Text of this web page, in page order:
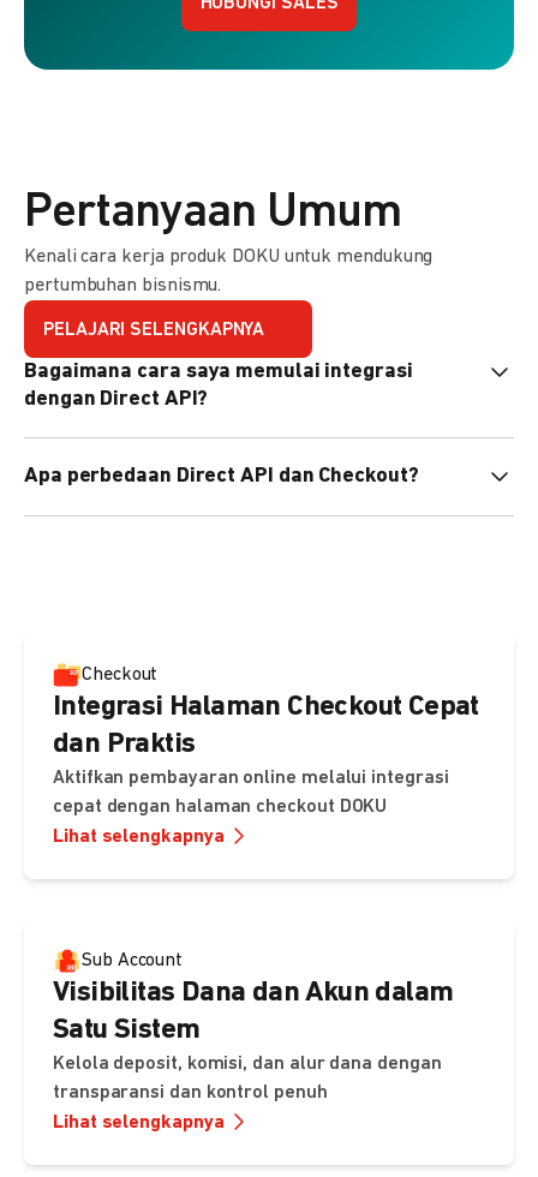
HUBUNGI SALES
Pertanyaan Umum
Kenali cara kerja produk DOKU untuk mendukung
pertumbuhan bisnismu.
PELAJARI SELENGKAPNYA
Bagaimana cara saya memulai integrasi
dengan Direct API?
pemrograman untuk membantu integrasi Anda. Pelajari
Apa perbedaan Direct API dan Checkout?
Checkout
Integrasi Halaman Checkout Cepat
dan Praktis
Aktifkan pembayaran online melalui integrasi
cepat dengan halaman checkout DOKU
Lihat selengkapnya
Sub Account
Visibilitas Dana dan Akun dalam
Satu Sistem
Kelola deposit, komisi, dan alur dana dengan
transparansi dan kontrol penuh
Lihat selengkapnya